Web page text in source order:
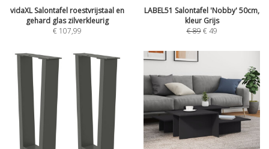
vidaXL Salontafel roestvrijstaal en
gehard glas zilverkleurig
€ 107,99
LABEL51 Salontafel 'Nobby' 50cm,
kleur Grijs
€89 €49